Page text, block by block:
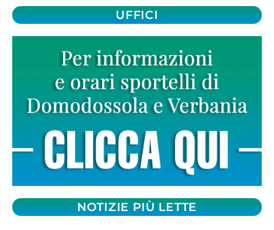
UFFICI
NOTIZIE PIÙ LETTE